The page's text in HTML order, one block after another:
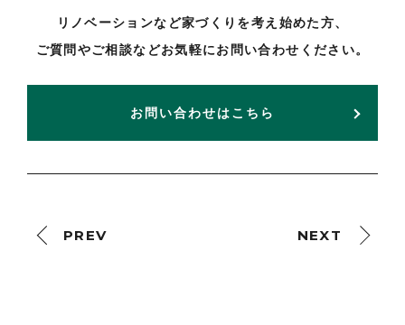
リノベーションなど家づくりを考え始めた方、
ご質問やご相談などお気軽にお問い合わせください。
お問い合わせはこちら
PREV NEXT